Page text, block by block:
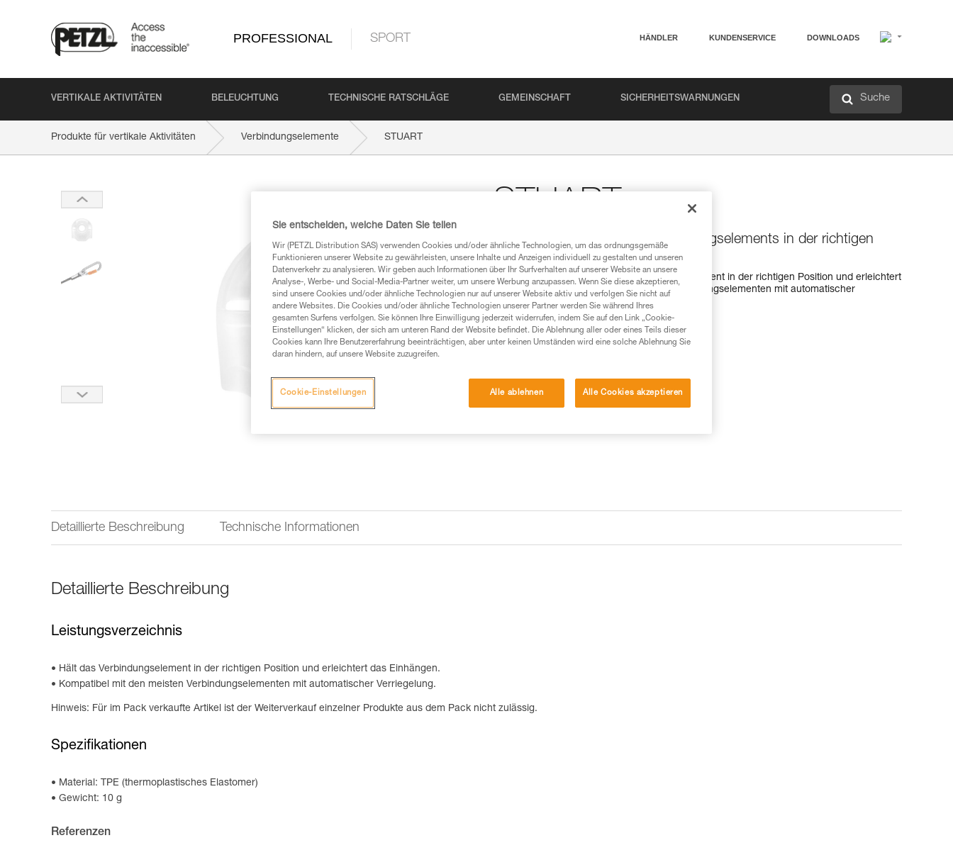
PROFESSIONAL SPORT HÄNDLER KUNDENSERVICE DOWNLOADS
VERTIKALE AKTIVITÄTEN BELEUCHTUNG TECHNISCHE RATSCHLÄGE GEMEINSCHAFT SICHERHEITSWARNUNGEN Suche
Produkte für vertikale Aktivitäten Verbindungselemente STUART
Zubehör zum Halten des Verbindungselements in der richtigen
Position (10er-Pack)
Das STUART-Element hält das Verbindungselement in der richtigen Position und erleichtert
das Einhängen. Es ist mit den meisten Verbindungselementen mit automatischer
Verriegelung kompatibel.
Einen Händler finden
Detaillierte Beschreibung Technische Informationen
Detaillierte Beschreibung
Leistungsverzeichnis
Hält das Verbindungselement in der richtigen Position und erleichtert das Einhängen.
Kompatibel mit den meisten Verbindungselementen mit automatischer Verriegelung.
Hinweis: Für im Pack verkaufte Artikel ist der Weiterverkauf einzelner Produkte aus dem Pack nicht zulässig.
Spezifikationen
Material: TPE (thermoplastisches Elastomer)
Gewicht: 10 g
Referenzen
Sie entscheiden, welche Daten Sie teilen
Wir (PETZL Distribution SAS) verwenden Cookies und/oder ähnliche Technologien, um das ordnungsgemäße
Funktionieren unserer Website zu gewährleisten, unsere Inhalte und Anzeigen individuell zu gestalten und unseren
Datenverkehr zu analysieren. Wir geben auch Informationen über Ihr Surfverhalten auf unserer Website an unsere
Analyse-, Werbe- und Social-Media-Partner weiter, um unsere Werbung anzupassen. Wenn Sie diese akzeptieren,
sind unsere Cookies und/oder ähnliche Technologien nur auf unserer Website aktiv und verfolgen Sie nicht auf
andere Websites. Die Cookies und/oder ähnliche Technologien unserer Partner werden Sie während Ihres
gesamten Surfens verfolgen. Sie können Ihre Einwilligung jederzeit widerrufen, indem Sie auf den Link „Cookie-
Einstellungen“ klicken, der sich am unteren Rand der Website befindet. Die Ablehnung aller oder eines Teils dieser
Cookies kann Ihre Benutzererfahrung beeinträchtigen, aber unter keinen Umständen wird eine solche Ablehnung Sie
daran hindern, auf unsere Website zuzugreifen.
Alle ablehnen Alle Cookies akzeptieren
Cookie-Einstellungen